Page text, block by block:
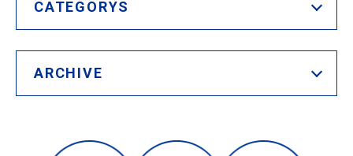
CATEGORYS
ARCHIVE